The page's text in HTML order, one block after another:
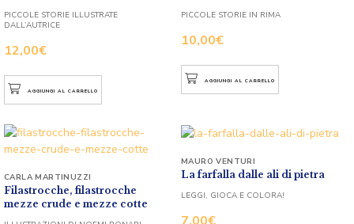
12,00€
PICCOLE STORIE ILLUSTRATE
DALL’AUTRICE
AGGIUNGI AL CARRELLO
10,00€
PICCOLE STORIE IN RIMA
AGGIUNGI AL CARRELLO
Filastrocche, filastrocche
mezze crude e mezze cotte
CARLA MARTINUZZI La farfalla dalle ali di pietra
MAURO VENTURI
LEGGI, GIOCA E COLORA!